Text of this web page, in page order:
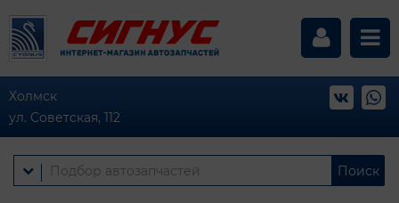
Холмск
ул. Советская, 112
Поиск